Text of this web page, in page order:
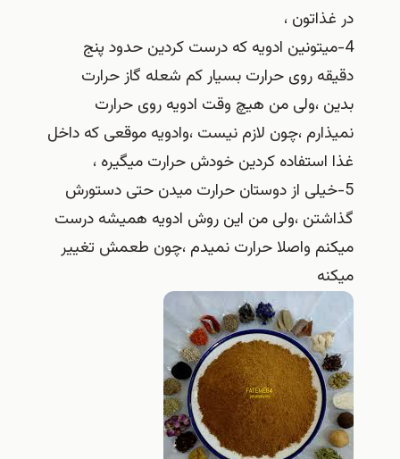
در غذاتون ،
4-میتونین ادویه که درست کردین حدود پنج
دقیقه روی حرارت بسیار کم شعله گاز حرارت
بدین ،ولی من هیچ وقت ادویه روی حرارت
نمیذارم ،چون لازم نیست ،وادویه موقعی که داخل
غذا استفاده کردین خودش حرارت میگیره ،
5-خیلی از دوستان حرارت میدن حتی دستورش
گذاشتن ،ولی من این روش ادویه همیشه درست
میکنم واصلا حرارت نمیدم ،چون طعمش تغییر
میکنه